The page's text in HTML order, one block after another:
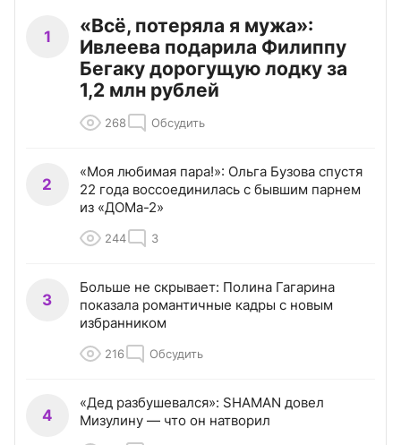
1
«Всё, потеряла я мужа»:
Ивлеева подарила Филиппу
Бегаку дорогущую лодку за
1,2 млн рублей
268 Обсудить
2
«Моя любимая пара!»: Ольга Бузова спустя
22 года воссоединилась с бывшим парнем
из «ДОМа-2»
244 3
3
Больше не скрывает: Полина Гагарина
показала романтичные кадры с новым
избранником
216 Обсудить
4
«Дед разбушевался»: SHAMAN довел
Мизулину — что он натворил